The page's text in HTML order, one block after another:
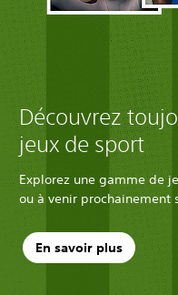
Découvrez
jeux de sport
Explorez une gamme de
ou à venir prochainement
En savoir plus